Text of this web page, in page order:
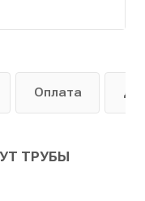
Оплата
ТРУБЫ